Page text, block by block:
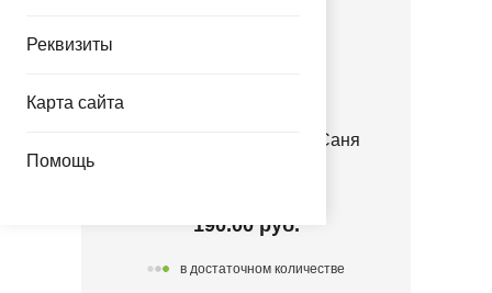
Реквизиты
Карта сайта
Помощь
К ФИГУРА Грузовички Саня
190.00 руб.
в достаточном количестве